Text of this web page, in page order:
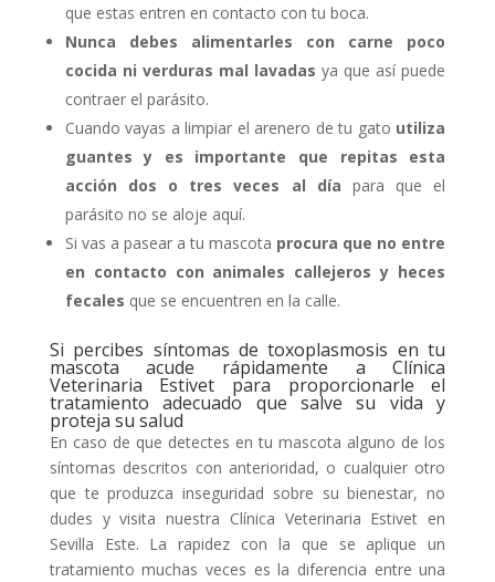
que estas entren en contacto con tu boca.
Nunca debes alimentarles con carne poco
cocida ni verduras mal lavadas ya que así puede
contraer el parásito.
Cuando vayas a limpiar el arenero de tu gato utiliza
guantes y es importante que repitas esta
acción dos o tres veces al día para que el
parásito no se aloje aquí.
Si vas a pasear a tu mascota procura que no entre
en contacto con animales callejeros y heces
fecales que se encuentren en la calle.
Si percibes síntomas de toxoplasmosis en tu
mascota acude rápidamente a Clínica
Veterinaria Estivet para proporcionarle el
tratamiento adecuado que salve su vida y
proteja su salud
En caso de que detectes en tu mascota alguno de los
síntomas descritos con anterioridad, o cualquier otro
que te produzca inseguridad sobre su bienestar, no
dudes y visita nuestra Clínica Veterinaria Estivet en
Sevilla Este. La rapidez con la que se aplique un
tratamiento muchas veces es la diferencia entre una